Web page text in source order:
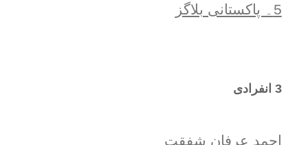
5۔ پاکستانی بلاگز
3 انفرادی
احمد عرفان شفقت